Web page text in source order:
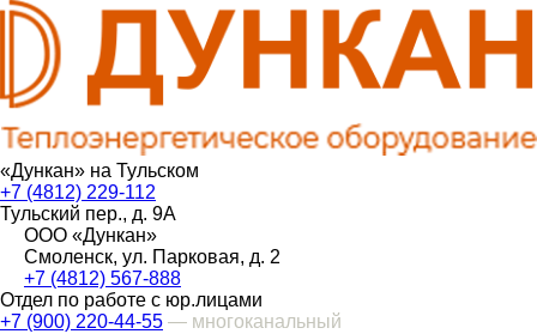
«Дункан» на Тульском
+7 (4812) 229-112
Тульский пер., д. 9А
ООО «Дункан»
Смоленск, ул. Парковая, д. 2
+7 (4812) 567-888
Отдел по работе с юр.лицами
+7 (900) 220-44-55 — многоканальный